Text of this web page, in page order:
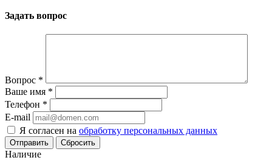
Задать вопрос
Вопрос *
Ваше имя *
Телефон *
E-mail
Я согласен на обработку персональных данных
Сбросить
Наличие